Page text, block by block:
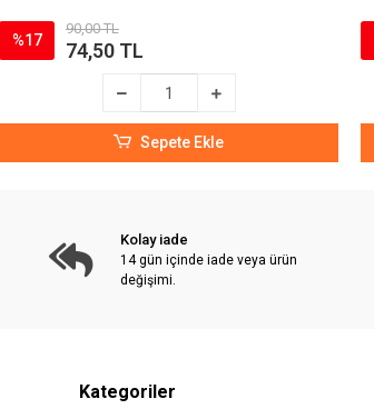
%17
90,00 TL
74,50 TL
Sepete Ekle
Kolay iade
14 gün içinde iade veya ürün
değişimi.
Kategoriler